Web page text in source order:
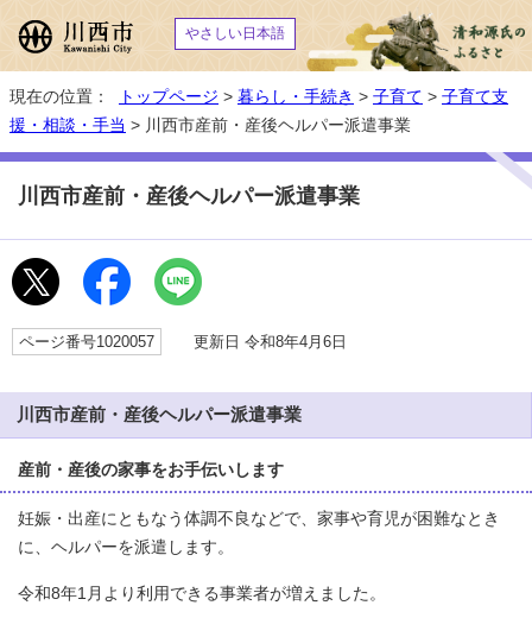
やさしい日本語
現在の位置： トップページ > 暮らし・手続き > 子育て > 子育て支
援・相談・手当 > 川西市産前・産後ヘルパー派遣事業
川西市産前・産後ヘルパー派遣事業
ページ番号1020057 更新日 令和8年4月6日
川西市産前・産後ヘルパー派遣事業
産前・産後の家事をお手伝いします
妊娠・出産にともなう体調不良などで、家事や育児が困難なとき
に、ヘルパーを派遣します。
令和8年1月より利用できる事業者が増えました。